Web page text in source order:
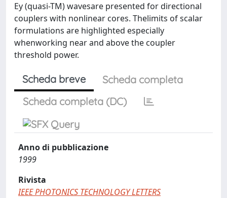
Ey (quasi-TM) wavesare presented for directional
couplers with nonlinear cores. Thelimits of scalar
formulations are highlighted especially
whenworking near and above the coupler
threshold power.
Scheda breve
Scheda completa
Scheda completa (DC)
Anno di pubblicazione
1999
Rivista
IEEE PHOTONICS TECHNOLOGY LETTERS